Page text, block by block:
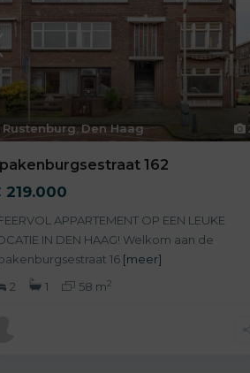
Rustenburg,Den Haag
162
219.000
APPARTEMENT OP EEN LEUKE
IN DEN HAAG! Welkom aan de
16 [meer]
2
1 58 m2